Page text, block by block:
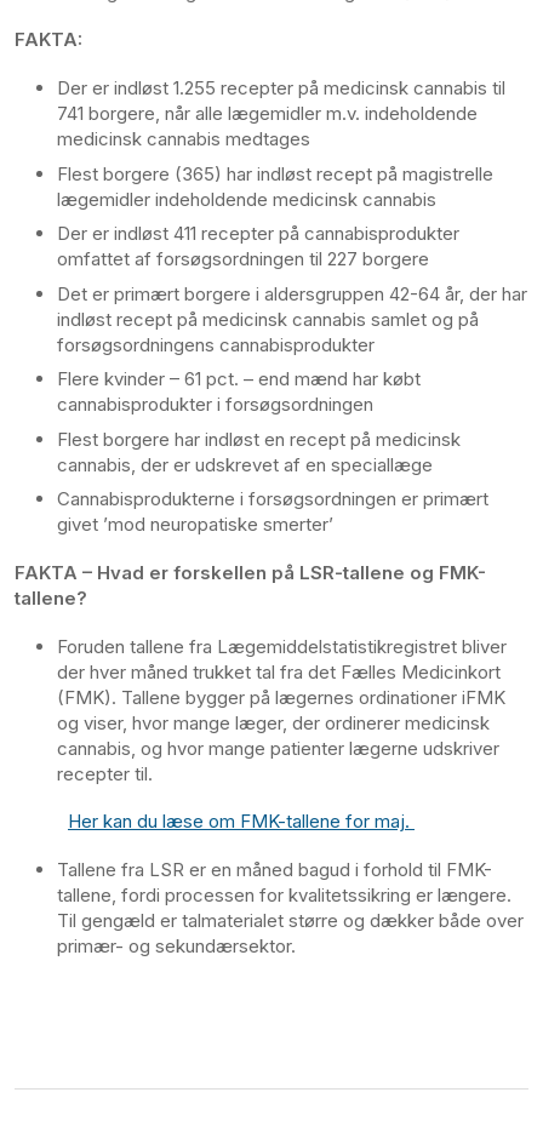
FAKTA:
Der er indløst 1.255 recepter på medicinsk cannabis til
741 borgere, når alle lægemidler m.v. indeholdende
medicinsk cannabis medtages
Flest borgere (365) har indløst recept på magistrelle
lægemidler indeholdende medicinsk cannabis
Der er indløst 411 recepter på cannabisprodukter
omfattet af forsøgsordningen til 227 borgere
Det er primært borgere i aldersgruppen 42-64 år, der har
indløst recept på medicinsk cannabis samlet og på
forsøgsordningens cannabisprodukter
Flere kvinder – 61 pct. – end mænd har købt
cannabisprodukter i forsøgsordningen
Flest borgere har indløst en recept på medicinsk
cannabis, der er udskrevet af en speciallæge
Cannabisprodukterne i forsøgsordningen er primært
givet ’mod neuropatiske smerter’
FAKTA – Hvad er forskellen på LSR-tallene og FMK-
tallene?
Foruden tallene fra Lægemiddelstatistikregistret bliver
der hver måned trukket tal fra det Fælles Medicinkort
(FMK). Tallene bygger på lægernes ordinationer iFMK
og viser, hvor mange læger, der ordinerer medicinsk
cannabis, og hvor mange patienter lægerne udskriver
recepter til.
Her kan du læse om FMK-tallene for maj.
Tallene fra LSR er en måned bagud i forhold til FMK-
tallene, fordi processen for kvalitetssikring er længere.
Til gengæld er talmaterialet større og dækker både over
primær- og sekundærsektor.